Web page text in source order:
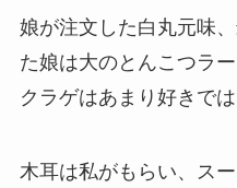
娘が注文した白丸元味
た娘は大のとんこつラ
クラゲはあまり好きで
木耳は私がもらい、ス